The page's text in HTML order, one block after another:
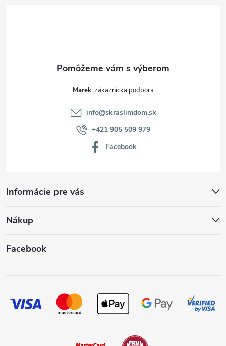
Informácie pre vás
Nákup
Marek
info@skraslimdom.sk
+421 905 509 979
Facebook
Facebook